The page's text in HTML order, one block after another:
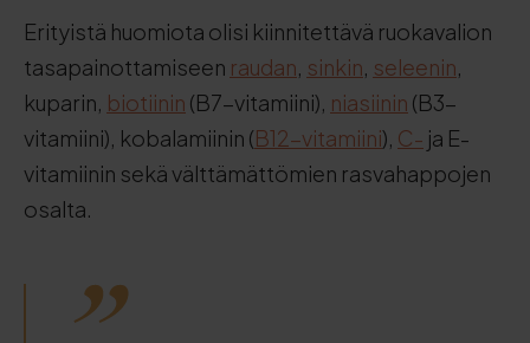
Erityistä huomiota olisi kiinnitettävä ruokavalion
tasapainottamiseen raudan, sinkin, seleenin,
kuparin, biotiinin (B7-vitamiini), niasiinin (B3-
vitamiini), kobalamiinin (B12-vitamiini), C- ja E-
vitamiinin sekä välttämättömien rasvahappojen
osalta.